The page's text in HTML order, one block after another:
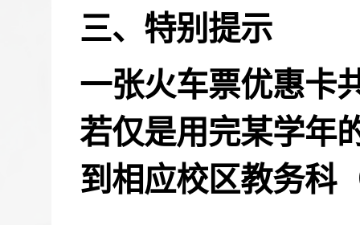
三、特别提示
一张火车票优惠卡
若仅是用完某学年
到相应校区教务科